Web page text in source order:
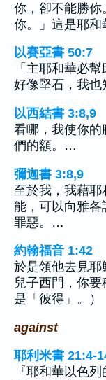
你，卻不能勝你
你。」這是耶和
以賽亞書 50:7
「主耶和華必
好像堅石，我也
以西結書 3:8,9
看哪，我使你
們的額。…
彌迦書 3:8,9
至於我，我藉
能，可以向雅各
罪惡。…
約翰福音 1:42
於是領他去見耶
兒子西門，你
是「彼得」。）
against
耶利米書 21:4-
『耶和華以色